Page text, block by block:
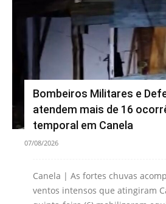
Bombeiros Militares e
atendem mais de 16
temporal em Canela
07/08/2026
Canela | As fortes chuvas
ventos intensos que atingiram